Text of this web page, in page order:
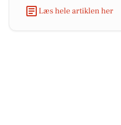
Læs hele artiklen her